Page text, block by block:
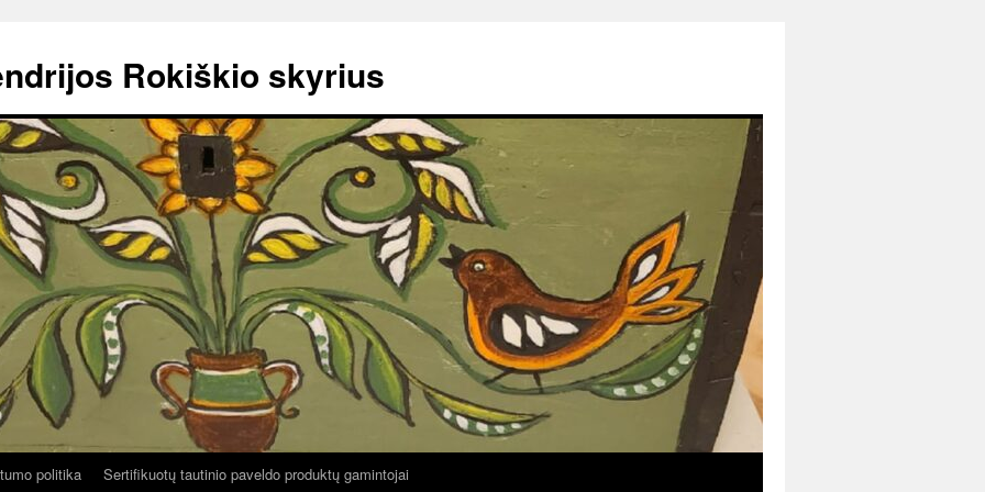
Rokiškio skyrius
politika Sertifikuotų tautinio paveldo produktų gamintojai